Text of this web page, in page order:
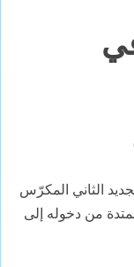
الثاني المكرّس
من دخوله إلى